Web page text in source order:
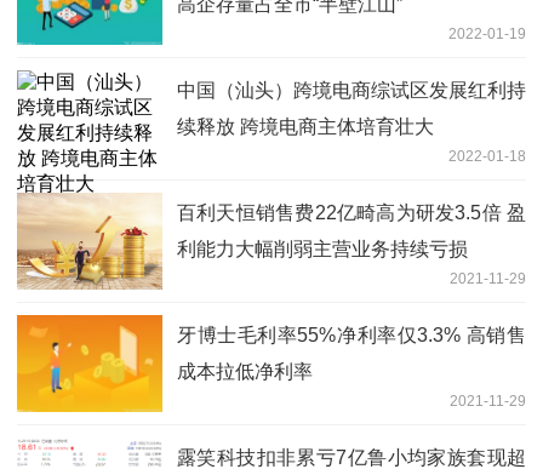
2022-01-19
中国（汕头）跨境电商综试区发展红利持
续释放 跨境电商主体培育壮大
2022-01-18
百利天恒销售费22亿畸高为研发3.5倍 盈
利能力大幅削弱主营业务持续亏损
2021-11-29
牙博士毛利率55%净利率仅3.3% 高销售
成本拉低净利率
2021-11-29
露笑科技扣非累亏7亿鲁小均家族套现超